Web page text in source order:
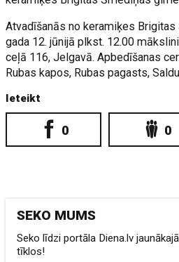
Atvadīšanās no keramiķes
gada 12. jūnijā plkst. 12.00
ceļā 116, Jelgavā. Apbedīšanas
Rubas kapos, Rubas pagasts,
Ieteikt
0 0
SEKO MUMS
Seko līdzi portāla Diena.lv
tīklos!